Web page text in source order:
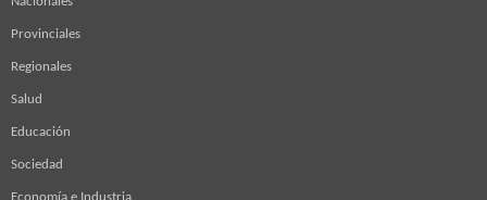
Provinciales
Regionales
Salud
Educación
Sociedad